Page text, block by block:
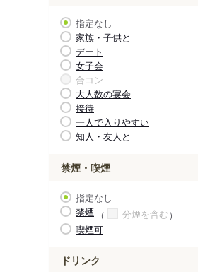
指定なし
家族・子供と
デート
女子会
合コン
大人数の宴会
接待
一人で入りやすい
知人・友人と
禁煙・喫煙
指定なし
禁煙
分煙を含む
喫煙可
ドリンク